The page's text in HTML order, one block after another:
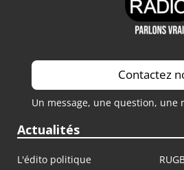
Contactez
Un message, une question, une
Actualités
L'édito politique